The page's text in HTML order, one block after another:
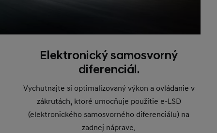
Elektronický samosvorný
diferenciál.
Vychutnajte si optimalizovaný výkon a ovládanie v
zákrutách, ktoré umocňuje použitie e-LSD
(elektronického samosvorného diferenciálu) na
zadnej náprave.